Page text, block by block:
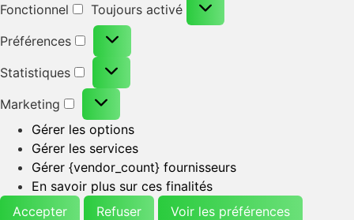
Fonctionnel
Toujours activé
Préférences
Statistiques
Marketing
Gérer les options
Gérer les services
Gérer {vendor_count} fournisseurs
En savoir plus sur ces finalités
Accepter
Refuser
Voir les préférences